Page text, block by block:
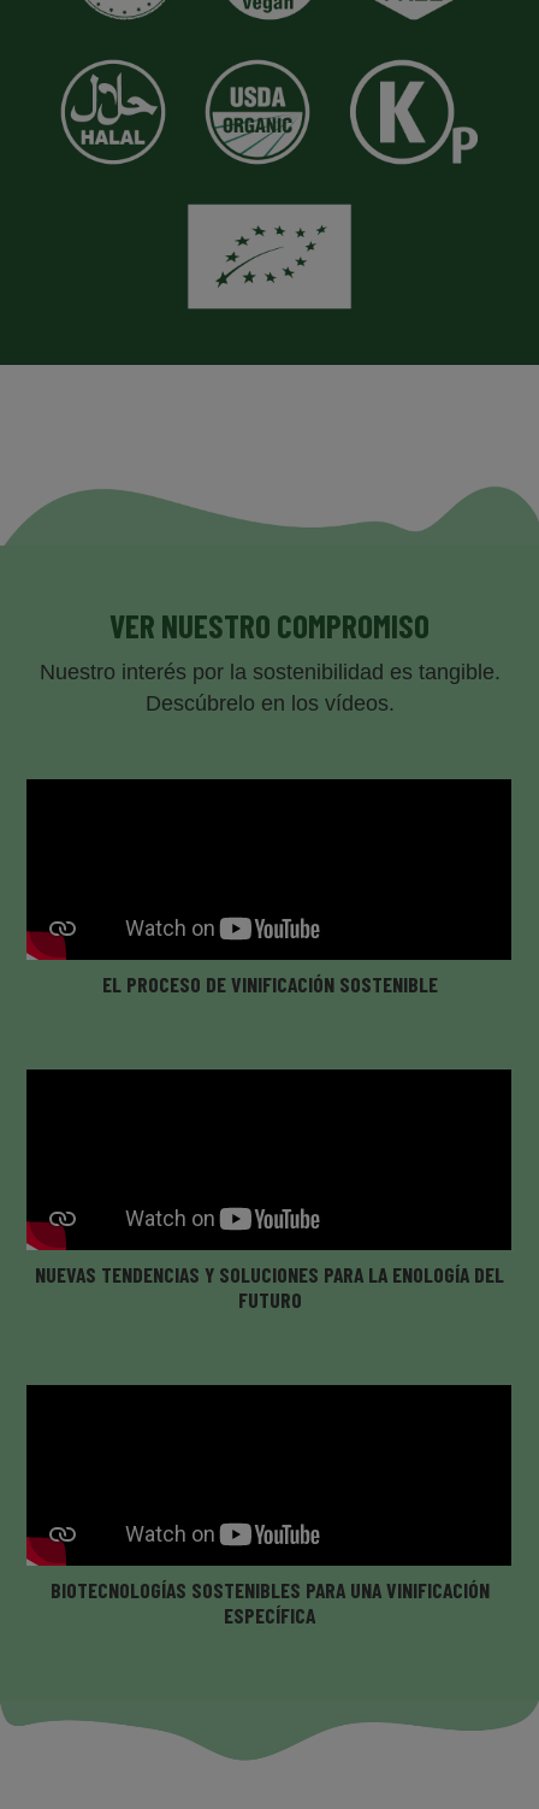
VER NUESTRO COMPROMISO
Nuestro interés por la sostenibilidad es tangible.
Descúbrelo en los vídeos.
EL PROCESO DE VINIFICACIÓN SOSTENIBLE
NUEVAS TENDENCIAS Y SOLUCIONES PARA LA ENOLOGÍA DEL
FUTURO
BIOTECNOLOGÍAS SOSTENIBLES PARA UNA VINIFICACIÓN
ESPECÍFICA